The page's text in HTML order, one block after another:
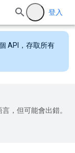
登入
API，存取所有
，但可能會出錯。